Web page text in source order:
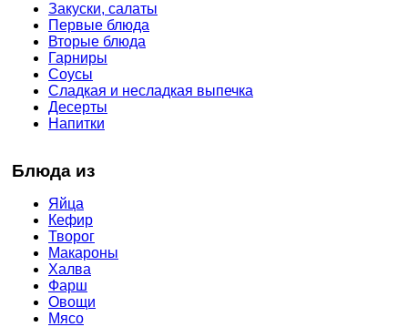
Закуски, салаты
Первые блюда
Вторые блюда
Гарниры
Соусы
Сладкая и несладкая выпечка
Десерты
Напитки
Блюда из
Яйца
Кефир
Творог
Макароны
Халва
Фарш
Овощи
Мясо